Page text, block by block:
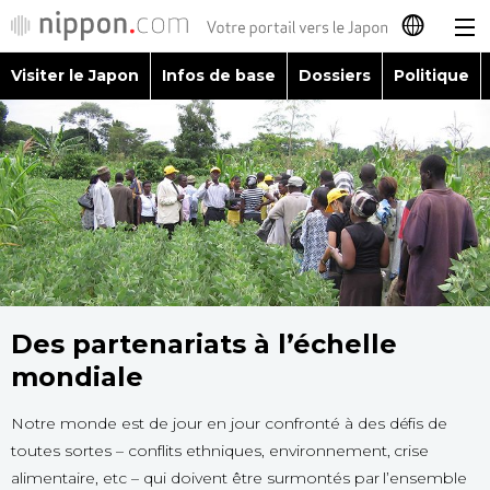
日本語
English
简体字
繁體字
Español
العربية
Русский
Visiter le Japon
Infos de base
Dossiers
Économie
Visiter le Japon Infos de base Dossiers Politique
Des partenariats à l’échelle
mondiale
Notre monde est de jour en jour confronté à des défis de
toutes sortes – conflits ethniques, environnement, crise
alimentaire, etc – qui doivent être surmontés par l’ensemble